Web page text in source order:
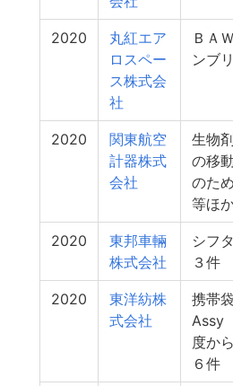
2020
丸紅エア
ロスペー
ス株式会
社
ＢＡ
ンブ
2020
関東航空
計器株式
会社
生物
の移
のた
等ほ
2020
東邦車輛
株式会社
シフ
３件
2020
東洋紡株
式会社
携帯袋
Assy
度か
６件